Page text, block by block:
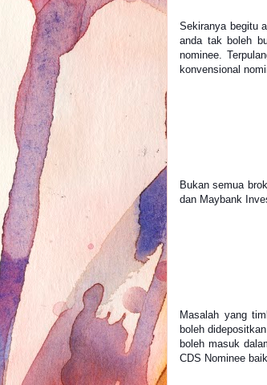
Sekiranya begitu
anda tak boleh
nominee.
konvensional
Bukan semua
dan Maybank
Masalah yang
boleh
boleh masuk
CDS Nominee